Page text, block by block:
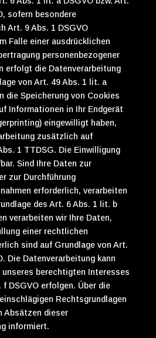
sofern besondere
Art. 9 Abs. 1 DSGVO
Falle einer ausdrücklichen
personenbezogener
erfolgt die Datenverarbeitung
von Art. 49 Abs. 1 lit. a
die Speicherung von Cookies
Informationen in Ihr Endgerät
eingewilligt haben,
zusätzlich auf
1 TTDSG. Die Einwilligung
Sind Ihre Daten zur
zur Durchführung
erforderlich, verarbeiten
des Art. 6 Abs. 1 lit. b
verarbeiten wir Ihre Daten,
einer rechtlichen
sind auf Grundlage von Art.
Die Datenverarbeitung kann
unseres berechtigten Interesses
DSGVO erfolgen. Über die
Rechtsgrundlagen
Absätzen dieser
informiert.